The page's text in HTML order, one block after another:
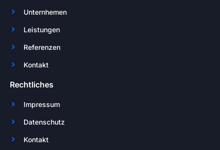
Unternhemen
Leistungen
Referenzen
Kontakt
Rechtliches
Impressum
Datenschutz
Kontakt